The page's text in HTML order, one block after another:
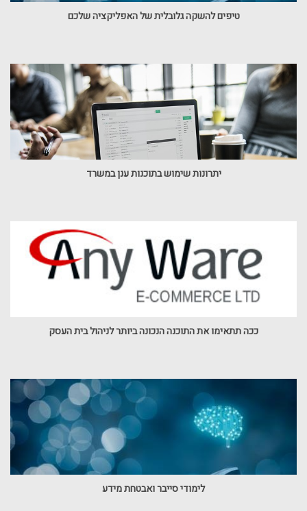
טיפים להשקה גלובלית של האפליקציה שלכם
יתרונות שימוש בתוכנות ענן במשרד
ככה תתאימו את התוכנה הנכונה ביותר לניהול בית העסק
לימודי סייבר ואבטחת מידע